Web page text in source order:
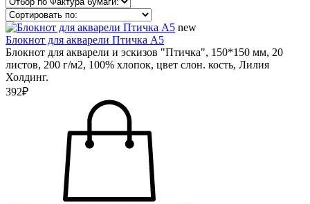
new
Блокнот для акварели Птичка А5
Блокнот для акварели и эскизов "Птичка", 150*150 мм, 20
листов, 200 г/м2, 100% хлопок, цвет слон. кость, Лилия
Холдинг.
392₽